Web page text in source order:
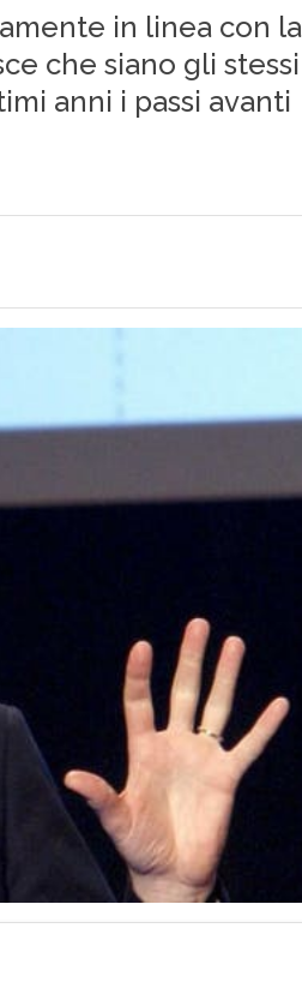
in linea con la
che siano gli stessi
anni i passi avanti
banda larga B banda